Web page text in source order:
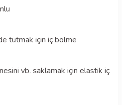
tutmak için iç bölme
vb. saklamak için elastik iç